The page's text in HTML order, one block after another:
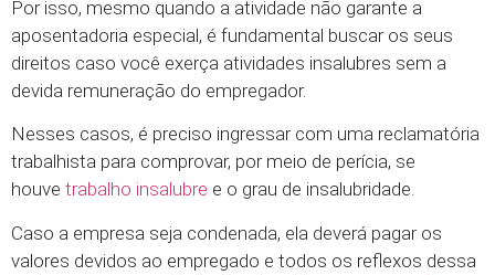
Por isso, mesmo quando a atividade não garante a
aposentadoria especial, é fundamental buscar os seus
direitos caso você exerça atividades insalubres sem a
devida remuneração do empregador.
Nesses casos, é preciso ingressar com uma reclamatória
trabalhista para comprovar, por meio de perícia, se
houve trabalho insalubre e o grau de insalubridade.
Caso a empresa seja condenada, ela deverá pagar os
valores devidos ao empregado e todos os reflexos dessa